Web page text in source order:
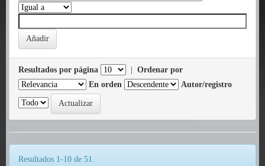
Resultados por página
Ordenar por
En orden
Autor/registro
Resultados 1-10 de 51.